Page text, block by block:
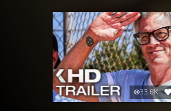
33.6K